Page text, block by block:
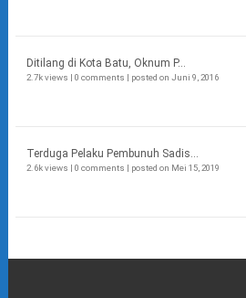
Ditilang di Kota Batu, Oknum P...
2.7k views | 0 comments | posted on Juni 9, 2016
Terduga Pelaku Pembunuh Sadis...
2.6k views | 0 comments | posted on Mei 15, 2019